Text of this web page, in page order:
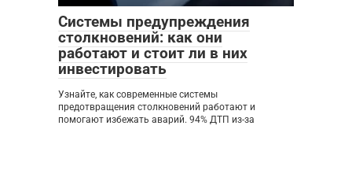
Системы предупреждения
столкновений: как они
работают и стоит ли в них
инвестировать
Узнайте, как современные системы
предотвращения столкновений работают и
помогают избежать аварий. 94% ДТП из-за